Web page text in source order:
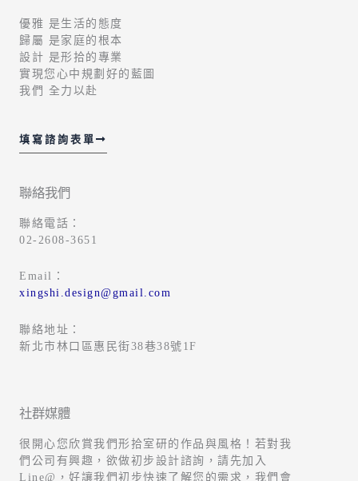
優雅 是生活的態度
歸屬 是家庭的根本
設計 是形拾的專業
實現您心中規劃好的藍圖
我們 全力以赴
填寫諮詢表單
聯絡我們
聯絡電話：
02-2608-3651
Email：
xingshi.design@gmail.com
聯絡地址：
新北市林口區惠民街38巷38號1F
社群媒體
很開心您欣賞我們形拾室研的作品與風格！若對我
們公司有興趣，欲做初步設計諮詢，請先加入
Line@，好讓我們初步快速了解您的需求，我們會